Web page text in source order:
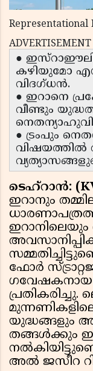
Representational
ADVERTISEMENT
●
കഴിയുമോ
വിദഗ്ധൻ.
● ഇറാനെ
വീണ്ടും
● ട്രംപും
വിഷയത്തിൽ
ടെഹ്‌റാൻ:
ഇറാനും
ഫോർ
പ്രതികരിച്ചു.
യുദ്ധങ്ങളും
തങ്ങൾക്കും
അൽ ജസീറ